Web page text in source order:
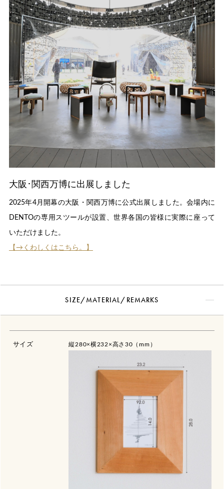
大阪･関西万博に出展しました
2025年4月開幕の大阪・関西万博に公式出展しました。会場内に
DENTOの専用スツールが設置、世界各国の皆様に実際に座って
いただけました。
【→くわしくはこちら。】
SIZE/MATERIAL/REMARKS
サイズ 縦280×横232×高さ30（mm）